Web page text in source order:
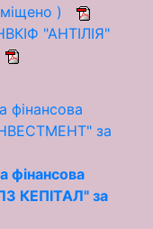
)
"АНТІЛІЯ"
фінансова
за
фінансова
КЕПІТАЛ" за